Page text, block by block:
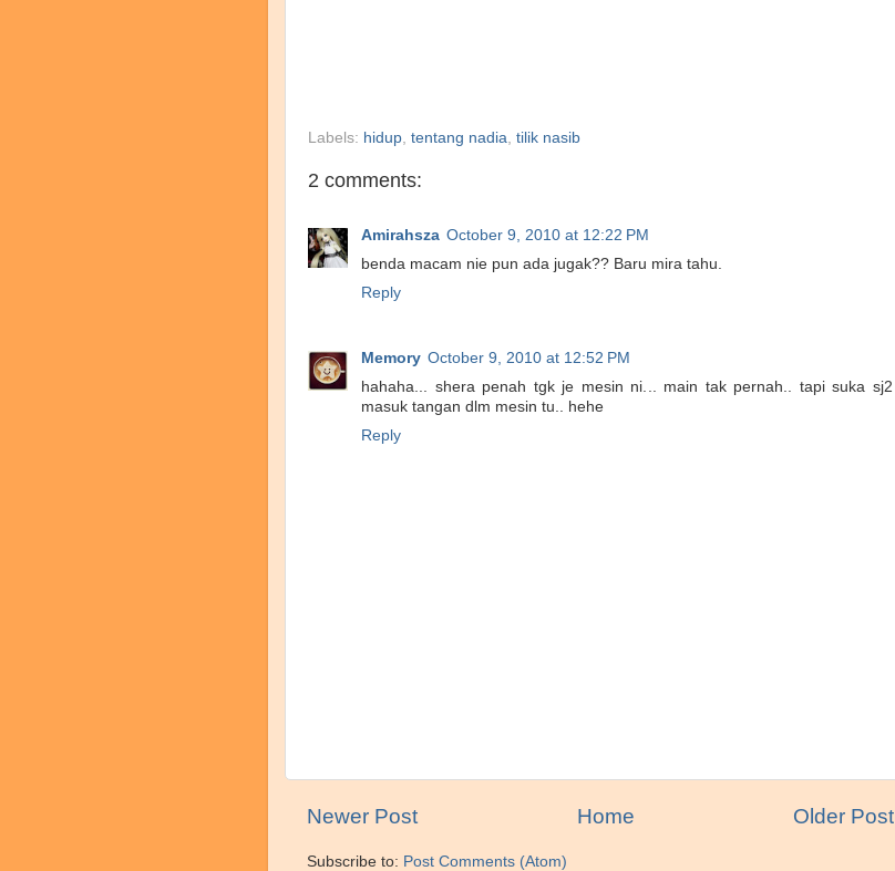
Labels: hidup, tentang nadia, tilik nasib
2 comments:
Amirahsza October 9, 2010 at 12:22 PM
benda macam nie pun ada jugak?? Baru mira tahu.
Reply
Memory October 9, 2010 at 12:52 PM
hahaha... shera penah tgk je mesin ni... main tak pernah.. tapi suka sj2
masuk tangan dlm mesin tu.. hehe
Reply
Newer Post Older Post
Home
Subscribe to: Post Comments (Atom)